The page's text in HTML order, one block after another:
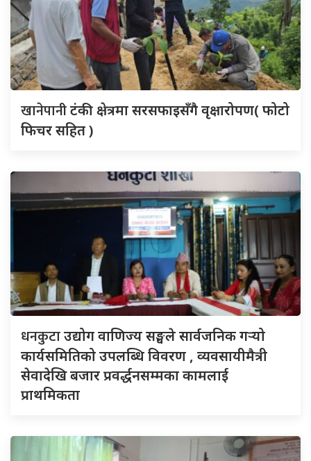
खानेपानीटंकी क्षेत्रमा सरसफाइसँगै वृक्षारोपण( फोटो
फिचर सहित )
धनकुटाउद्योग वाणिज्य सङ्घले सार्वजनिक गर्‍यो
कार्यसमितिको उपलब्धि विवरण , व्यवसायीमैत्री
सेवादेखि बजार प्रवर्द्धनसम्मका कामलाई
प्राथमिकता